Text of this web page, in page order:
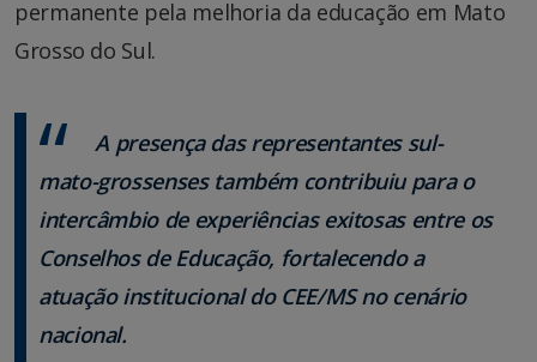
permanente pela melhoria da educação em Mato
Grosso do Sul.
A presença das representantes sul-
mato-grossenses também contribuiu para o
intercâmbio de experiências exitosas entre os
Conselhos de Educação, fortalecendo a
atuação institucional do CEE/MS no cenário
nacional.